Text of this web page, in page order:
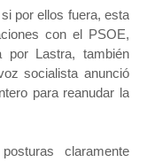
por ellos fuera, esta
con el PSOE,
por Lastra, también
socialista anunció
para reanudar la
claramente